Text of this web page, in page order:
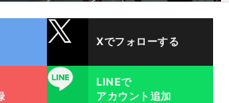
Xでフォローする
LINE
LINEで
アカウント追加